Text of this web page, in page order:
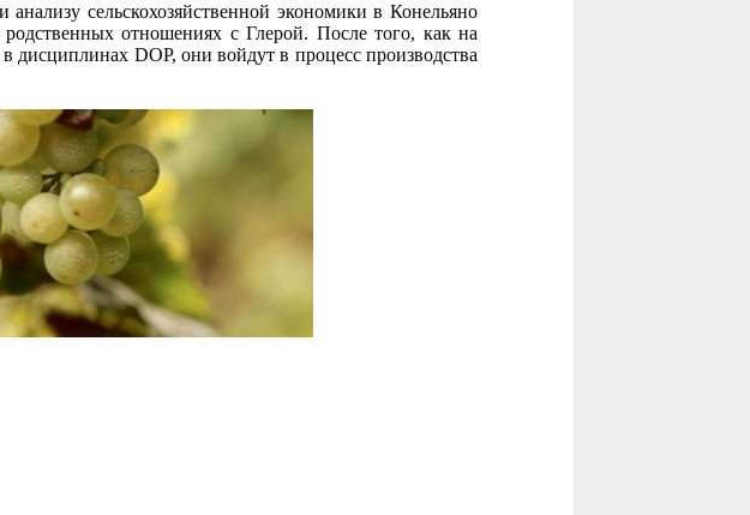
сельскохозяйственной экономики в Конельяно
отношениях с Глерой. После того, как на
дисциплинах DOP, они войдут в процесс производства